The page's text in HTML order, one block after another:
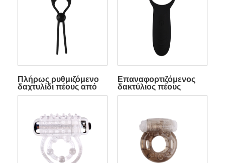
Πλήρως ρυθμιζόμενο
δαχτυλίδι πέους από
σιλικόνη
Επαναφορτιζόμενος
δακτύλιος πέους
σιλικόνης με 10